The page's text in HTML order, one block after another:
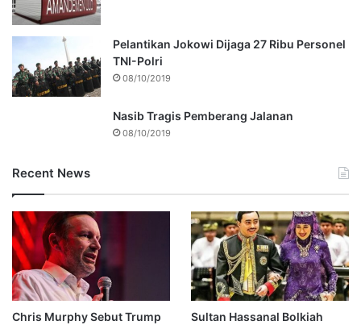
Pelantikan Jokowi Dijaga 27 Ribu Personel
TNI-Polri
08/10/2019
Nasib Tragis Pemberang Jalanan
08/10/2019
Recent News
Chris Murphy Sebut Trump
Sultan Hassanal Bolkiah